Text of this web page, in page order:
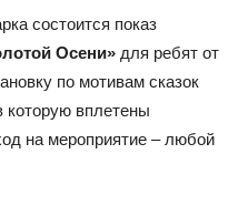
состоится показ
Осени» для ребят от
по мотивам сказок
которую вплетены
на мероприятие – любой